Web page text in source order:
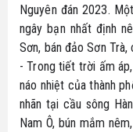
Nguyên đán 2023.
ngây bạn nhất định
Sơn, bán đảo Sơn Trà,
- Trong tiết trời ấm
náo nhiệt của thành
nhãn tại cầu sông
Nam Ô, bún mắm